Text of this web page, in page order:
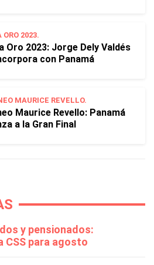
ORO 2023.
Oro 2023: Jorge Dely Valdés
con Panamá
MAURICE REVELLO.
Maurice Revello: Panamá
a la Gran Final
y pensionados:
CSS para agosto